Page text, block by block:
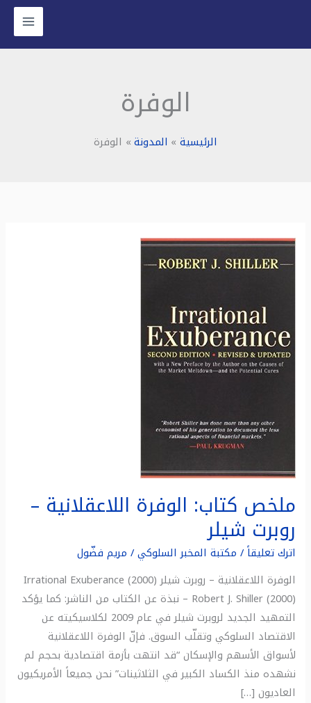
المحتوى
الوفرة
الرئيسية المدونة الوفرة
ملخص كتاب: الوفرة اللاعقلانية –
روبرت شيلر
اترك تعليقاً/ مكتبة المخبر السلوكي/ مريم فضّول
الوفرة اللاعقلانية – روبرت شيلر (2000) Irrational Exuberance
– Robert J. Shiller (2000) نبذة عن الكتاب من الناشر: كما يؤكد
التمهيد الجديد لروبرت شيلر في عام 2009 لكلاسيكيته عن
الاقتصاد السلوكي وتقلّب السوق. فإنّ الوفرة اللاعقلانية
لأسواق الأسهم والإسكان “قد انتهت بأزمة اقتصادية بحجم لم
نشهده منذ الكساد الكبير في الثلاثينات” نحن جميعاً الأمريكيون
العاديون […]
ملخص
كتاب:
اللاعقلانية
روبرت
شيلر